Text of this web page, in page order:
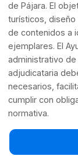
de Pájara. El
turísticos,
de contenidos a
ejemplares. El
administrativo de
adjudicataria
necesarios,
cumplir con
normativa.